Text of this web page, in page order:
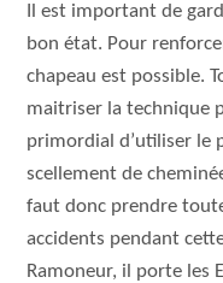
Il est important de
bon état. Pour
chapeau est possible.
maitriser la technique
primordial d’utiliser le
scellement de
faut donc prendre
accidents pendant
Ramoneur, il porte les